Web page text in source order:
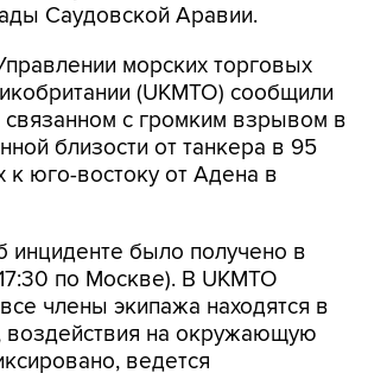
морских торговых
с громким взрывом в
близости от танкера в 95
к юго-востоку от Адена в
было получено в
члены экипажа находятся в
воздействия на окружающую
ведется